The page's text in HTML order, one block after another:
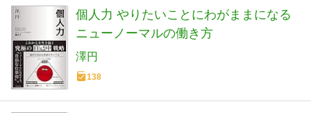
個人力 やりたいことにわがままになる
ニューノーマルの働き方
澤円
138